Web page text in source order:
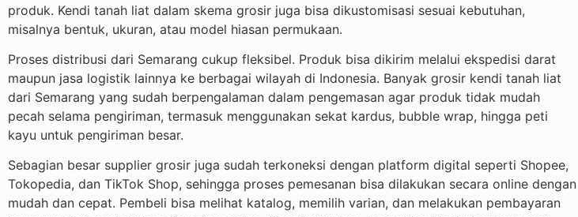
produk. Kendi tanah liat dalam skema grosir juga bisa dikustomisasi sesuai kebutuhan,
misalnya bentuk, ukuran, atau model hiasan permukaan.
Proses distribusi dari Semarang cukup fleksibel. Produk bisa dikirim melalui ekspedisi darat
maupun jasa logistik lainnya ke berbagai wilayah di Indonesia. Banyak grosir kendi tanah liat
dari Semarang yang sudah berpengalaman dalam pengemasan agar produk tidak mudah
pecah selama pengiriman, termasuk menggunakan sekat kardus, bubble wrap, hingga peti
kayu untuk pengiriman besar.
Sebagian besar supplier grosir juga sudah terkoneksi dengan platform digital seperti Shopee,
Tokopedia, dan TikTok Shop, sehingga proses pemesanan bisa dilakukan secara online dengan
mudah dan cepat. Pembeli bisa melihat katalog, memilih varian, dan melakukan pembayaran